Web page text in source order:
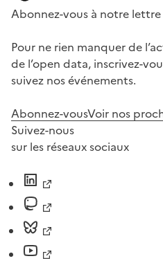
Abonnez-vous à notre
Pour ne rien manquer de
de l’open data, inscrivez-
suivez nos événements.
Abonnez-vousVoir nos
Suivez-nous
sur les réseaux sociaux